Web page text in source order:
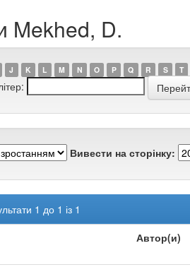
Mekhed, D.
J K L M N O P Q R S T
Вивести на сторінку:
1 до 1 із 1
Автор(и)